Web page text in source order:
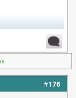
(в одну оп)
Арамян#176